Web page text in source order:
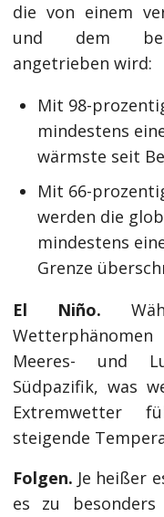
die von einem
und dem
angetrieben wird:
Mit 98-
mindestens
wärmste seit
Mit 66-
werden die
mindestens
Grenze
El Niño.
Meeres- und
Südpazifik, was
Extremwetter
steigende
Folgen. Je heißer
es zu